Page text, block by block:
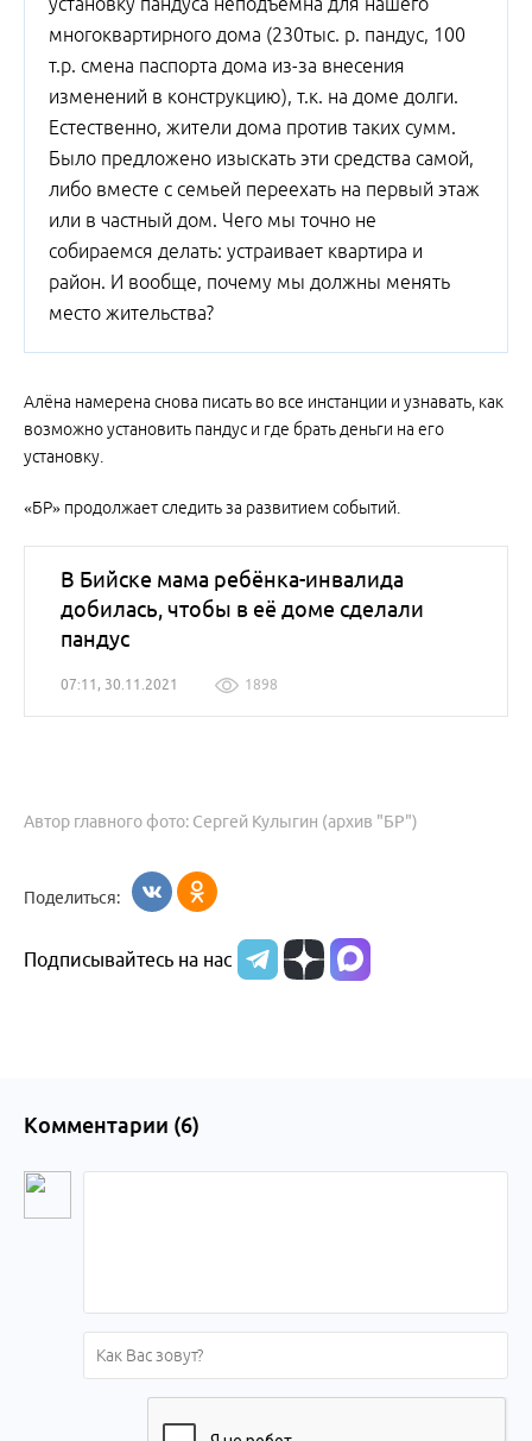
многоквартирного дома (230тыс. р. пандус, 100
т.р. смена паспорта дома из-за внесения
изменений в конструкцию), т.к. на доме долги.
Естественно, жители дома против таких сумм.
Было предложено изыскать эти средства самой,
либо вместе с семьей переехать на первый этаж
или в частный дом. Чего мы точно не
собираемся делать: устраивает квартира и
район. И вообще, почему мы должны менять
место жительства?
Алёна намерена снова писать во все инстанции и узнавать, как
возможно установить пандус и где брать деньги на его
установку.
«БР» продолжает следить за развитием событий.
В Бийске мама ребёнка-инвалида
добилась, чтобы в её доме сделали
пандус
07:11, 30.11.2021 1898
Автор главного фото: Сергей Кулыгин (архив "БР")
Поделиться:
Подписывайтесь на нас
Комментарии (6)